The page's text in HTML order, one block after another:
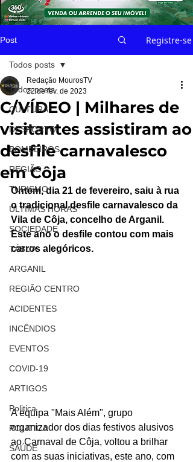
Post Registre-se
Todos posts
CULTURA
DESPORTO
BOMBEIROS
REGIÃO
TURISMO
ÚLTIMAS HORAS
SOCIEDADE
TÁBUA
ARGANIL
REGIÃO CENTRO
ACIDENTES
INCÊNDIOS
EVENTOS
COVID-19
ARTIGOS
Politica
POLITICA
SAÚDE
Todos posts
C/VÍDEO | Milhares de
visitantes assistiram ao
desfile carnavalesco
em Côja
Redação MourosTV
22 de fev. de 2023
Ontem, dia 21 de fevereiro, saiu à rua
o tradicional desfile carnavalesco da
Vila de Côja, concelho de Arganil.
Este ano o desfile contou com mais
carros alegóricos.
A equipa "Mais Além", grupo
organizador dos dias festivos alusivos
ao Carnaval de Côja, voltou a brilhar
com as suas iniciativas, este ano, com